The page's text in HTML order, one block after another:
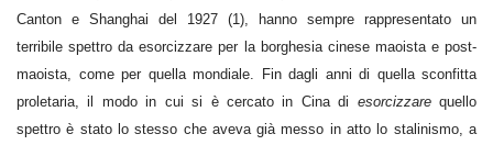
Canton e Shanghai del 1927 (1), hanno sempre rappresentato un
terribile spettro da esorcizzare per la borghesia cinese maoista e post-
maoista, come per quella mondiale. Fin dagli anni di quella sconfitta
proletaria, il modo in cui si è cercato in Cina di esorcizzarequello
spettro è stato lo stesso che aveva già messo in atto lo stalinismo, a